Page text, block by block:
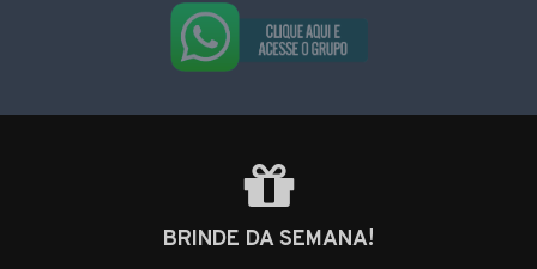
BRINDE DA SEMANA!